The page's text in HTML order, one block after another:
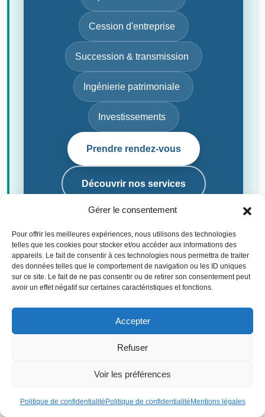
Gérer le consentement
Pour offrir les meilleures expériences, nous utilisons des technologies
telles que les cookies pour stocker et/ou accéder aux informations des
appareils. Le fait de consentir à ces technologies nous permettra de traiter
des données telles que le comportement de navigation ou les ID uniques
sur ce site. Le fait de ne pas consentir ou de retirer son consentement peut
avoir un effet négatif sur certaines caractéristiques et fonctions.
Accepter
Refuser
Voir les préférences
Politique de confidentialité Politique de confidentialité Mentions légales
Cession d'entreprise
Succession & transmission
Ingénierie patrimoniale
Investissements
Prendre rendez-vous
Découvrir nos services
+20 ans d'expertise patrimoniale
360° Approche globale et indépendante
100% Conseils sur-mesure
Conseiller indépendant certifié
Réponse sous 24h
Le notaire a tout intérêt à expliciter cetintérêt
peine de nullité ». En cas decontentieux, cette motivation